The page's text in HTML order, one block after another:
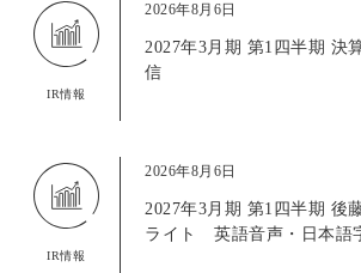
IR情報
2026年8月6日
2027年3月期 第1四半期 決
信
IR情報
2026年8月6日
2027年3月期 第1四半期 後
ライト 英語音声・日本語